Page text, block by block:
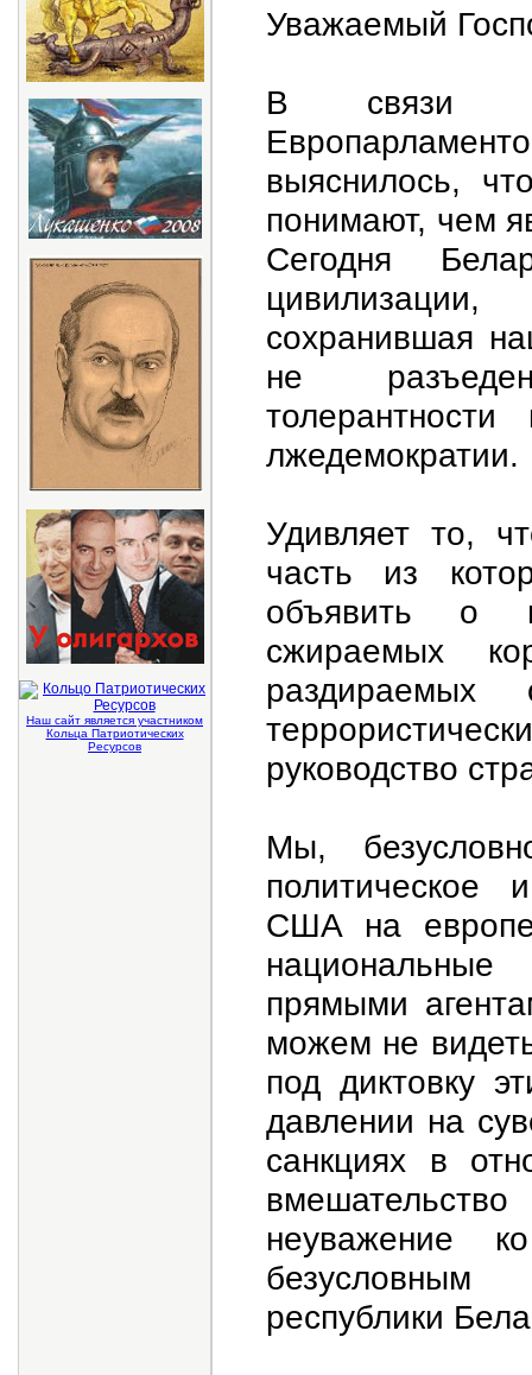
Наш сайт является участником
Кольца Патриотических
Ресурсов
Уважаемый
В связи с
выяснилось,
понимают, чем
Сегодня
сохранившая
не
лжедемократии.
Удивляет то,
часть из
объявить о
сжираемых
раздираемых
руководство
Мы,
политическое
США на
прямыми
можем не
под диктовку
давлении на
санкциях в
неуважение
республики